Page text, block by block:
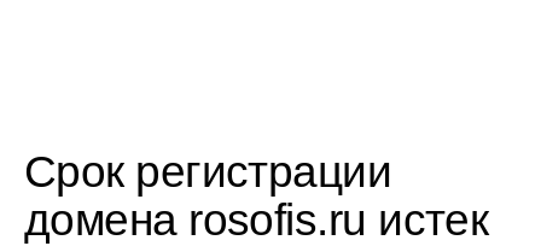
Срок регистрации
домена rosofis.ru истек